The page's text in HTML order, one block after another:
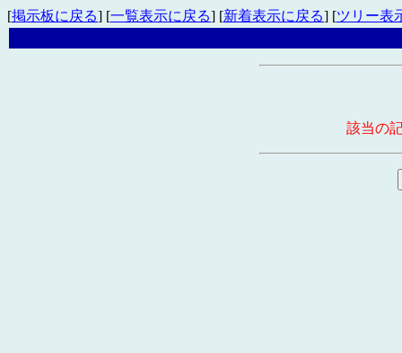
[掲示板に戻る] [一覧表示に戻る] [新着表示に戻る] [ツリー表
該当の